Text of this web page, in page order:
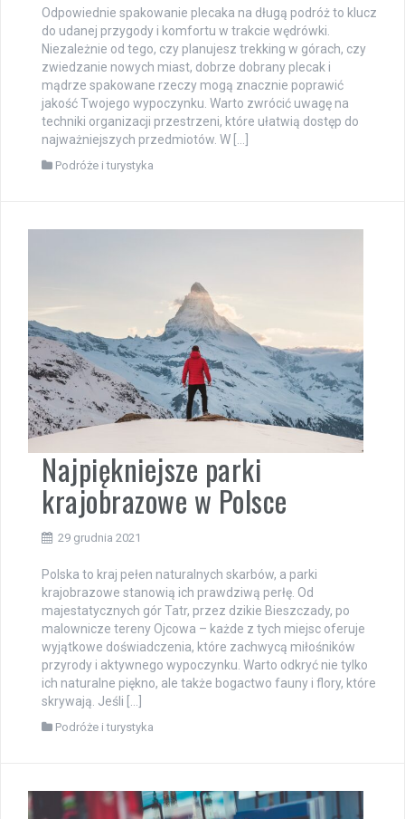
Odpowiednie spakowanie plecaka na długą podróż to klucz
do udanej przygody i komfortu w trakcie wędrówki.
Niezależnie od tego, czy planujesz trekking w górach, czy
zwiedzanie nowych miast, dobrze dobrany plecak i
mądrze spakowane rzeczy mogą znacznie poprawić
jakość Twojego wypoczynku. Warto zwrócić uwagę na
techniki organizacji przestrzeni, które ułatwią dostęp do
najważniejszych przedmiotów. W […]
Podróże i turystyka
Najpiękniejsze parki
krajobrazowe w Polsce
29 grudnia 2021
Polska to kraj pełen naturalnych skarbów, a parki
krajobrazowe stanowią ich prawdziwą perłę. Od
majestatycznych gór Tatr, przez dzikie Bieszczady, po
malownicze tereny Ojcowa – każde z tych miejsc oferuje
wyjątkowe doświadczenia, które zachwycą miłośników
przyrody i aktywnego wypoczynku. Warto odkryć nie tylko
ich naturalne piękno, ale także bogactwo fauny i flory, które
skrywają. Jeśli […]
Podróże i turystyka